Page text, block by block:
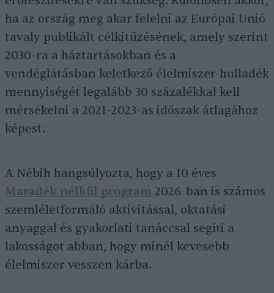
ha az ország meg akar felelni az Európai Unió
tavaly publikált célkitűzésének, amely szerint
2030-ra a háztartásokban és a
vendéglátásban keletkező élelmiszer-hulladék
mennyiségét legalább 30 százalékkal kell
mérsékelni a 2021–2023-as időszak átlagához
képest.
A Nébih hangsúlyozta, hogy a 10 éves
Maradék nélkül program 2026-ban is számos
szemléletformáló aktivitással, oktatási
anyaggal és gyakorlati tanáccsal segíti a
lakosságot abban, hogy minél kevesebb
élelmiszer vesszen kárba.